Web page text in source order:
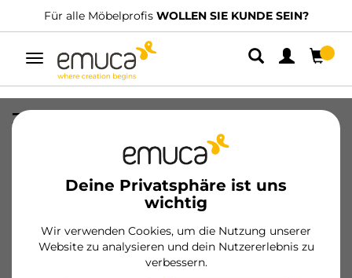
Für alle Möbelprofis WOLLEN SIE KUNDE SEIN?
Umschaltbare
Navigation
Deine Privatsphäre ist uns
wichtig
Wir verwenden Cookies, um die Nutzung unserer
Website zu analysieren und dein Nutzererlebnis zu
verbessern.
Zentralprofil Gola, vertikal, gebogen,
für Küchenmöbel, Länge 2,35m,
Aluminium, weiss lackiert
8162512/EAN 8432393139425
Wesentliche Produkte
Werden Sie Kunde